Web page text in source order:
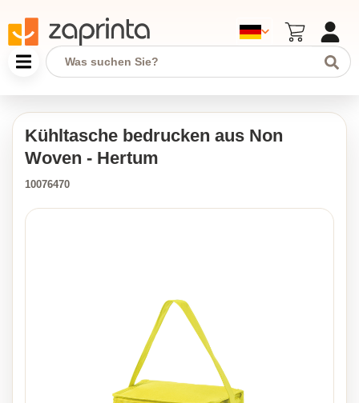
Kühltasche bedrucken aus Non
Woven - Hertum
10076470